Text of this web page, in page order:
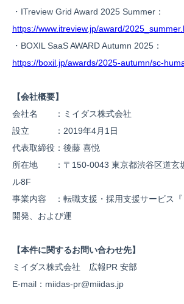
・ITreview Grid Award 2025 Summer：
https://www.itreview.jp/award/
・BOXIL SaaS AWARD Autumn 2025：
https://boxil.jp/awards/2025-autumn/sc-
【会社概要】
会社名 ：ミイダス株式会社
設立 ：2019年4月1日
代表取締役：後藤 喜悦
所在地 ：〒150-0043 東京都渋谷区道玄
ル8F
事業内容 ：転職支援・採用支援サービス『
開発、および運
【本件に関するお問い合わせ先】
ミイダス株式会社 広報PR 安部
E-mail：miidas-pr@miidas.jp